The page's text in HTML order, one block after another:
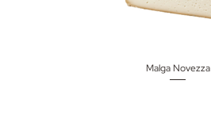
Malga Novezza